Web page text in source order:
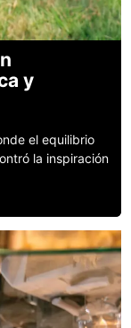
y
el equilibrio
la inspiración